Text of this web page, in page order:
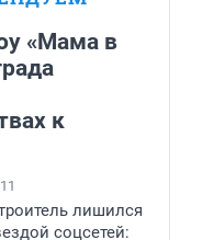
«Мама в
к
11
лишился
соцсетей: